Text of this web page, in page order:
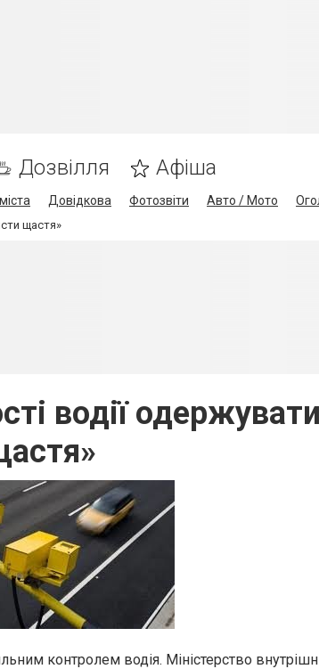
Дозвілля Афіша
Довідкова Фотозвіти Авто / Мото
щастя»
водії
контролем водія. Міністерство